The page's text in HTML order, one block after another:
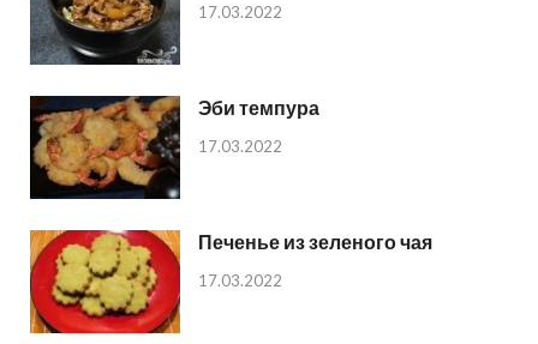
17.03.2022
Эби темпура
17.03.2022
Печенье из зеленого чая
17.03.2022